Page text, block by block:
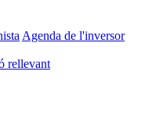
Agenda de l'inversor
rellevant